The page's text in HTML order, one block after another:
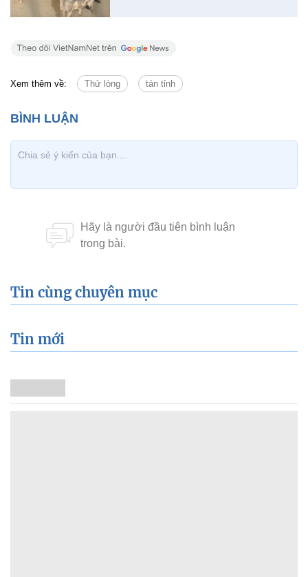
Xem thêm về: Thử lòng tán tỉnh
Tin cùng chuyên mục
Tin mới